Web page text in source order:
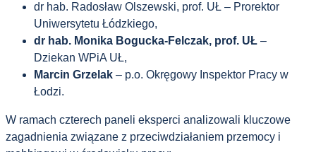
dr hab. Radosław Olszewski, prof. UŁ – Prorektor
Uniwersytetu Łódzkiego,
dr hab. Monika Bogucka-Felczak, prof. UŁ –
Dziekan WPiA UŁ,
Marcin Grzelak – p.o. Okręgowy Inspektor Pracy w
Łodzi.
W ramach czterech paneli eksperci analizowali kluczowe
zagadnienia związane z przeciwdziałaniem przemocy i